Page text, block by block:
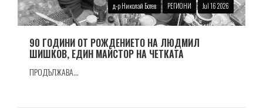
д-р Николай Ботев РЕГИОНИ Jul 16 2026
90 ГОДИНИ ОТ РОЖДЕНИЕТО НА ЛЮДМИЛ
ШИШКОВ, ЕДИН МАЙСТОР НА ЧЕТКАТА
ПРОДЪЛЖАВА...